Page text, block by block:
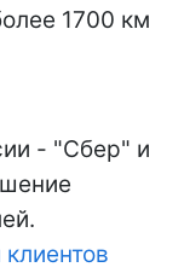
1700 км
- "Сбер" и